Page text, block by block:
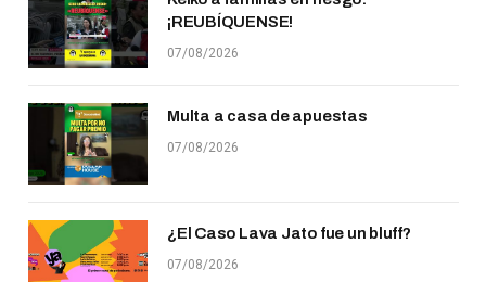
¡REUBÍQUENSE!
07/08/2026
Multa a casa de apuestas
07/08/2026
¿El Caso Lava Jato fue un bluff?
07/08/2026